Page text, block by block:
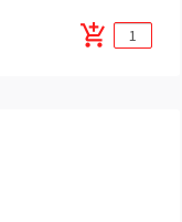
add_shopping_cart